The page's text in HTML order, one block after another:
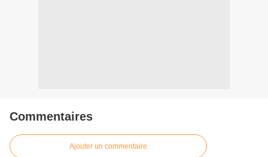
Commentaires
Ajouter un commentaire